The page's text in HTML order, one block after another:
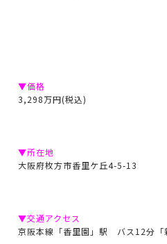
▼価格
3,298万円(税込)
▼所在地
大阪府枚方市香里ケ丘4-5-13
▼交通アクセス
京阪本線「香里園」駅 バス12分